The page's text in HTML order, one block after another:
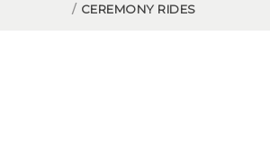
/ CEREMONY RIDES